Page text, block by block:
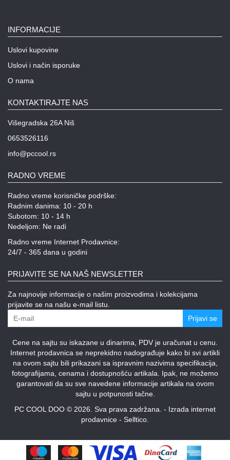
INFORMACIJE
Uslovi kupovine
Uslovi i način isporuke
O nama
KONTAKTIRAJTE NAS
Višegradska 26A Niš
0653526116
info@pccool.rs
RADNO VREME
Radno vreme korisničke podrške:
Radnim danima: 10 - 20 h
Subotom: 10 - 14 h
Nedeljom: Ne radi
Radno vreme Internet Prodavnice:
24/7 - 365 dana u godini
PRIJAVITE SE NA NAŠ NEWSLETTER
Za najnovije informacije o našim proizvodima i kolekcijama
prijavite se na našu e-mail listu.
Prijavi se
Cene na sajtu su iskazane u dinarima, PDV je uračunat u cenu.
Internet prodavnica se neprekidno nadograđuje kako bi svi artikli
na ovom sajtu bili prikazani sa ispravnim nazivima specifikacija,
fotografijama, cenama i dostupnošću artikala. Ipak, ne možemo
garantovati da su sve navedene informacije artikala na ovom
sajtu u potpunosti tačne.
PC COOL DOO © 2026. Sva prava zadržana. - Izrada internet
prodavnice - Selltico.